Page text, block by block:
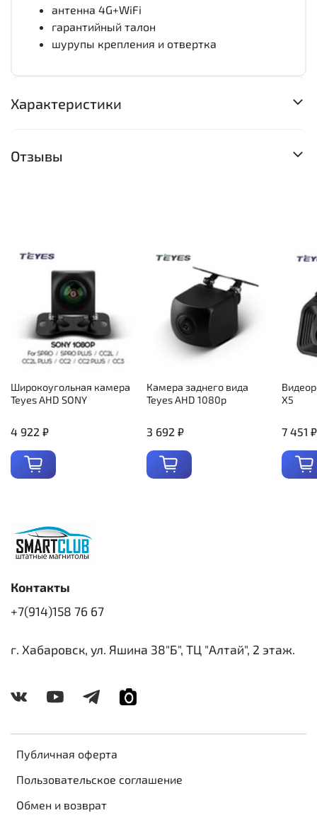
антенна 4G+WiFi
гарантийный талон
шурупы крепления и отвертка
Характеристики
Отзывы
Широкоугольная камера
Teyes AHD SONY
4 922 ₽
Камера заднего вида
Teyes AHD 1080p
3 692 ₽
X5
7 451 ₽
Публичная оферта
Пользовательское соглашение
Обмен и возврат
Контакты
+7(914)158 76 67
г. Хабаровск, ул. Яшина 38"Б", ТЦ "Алтай", 2 этаж.